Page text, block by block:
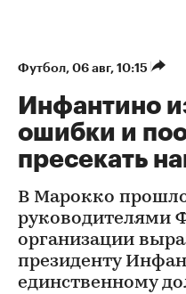
Футбол⁠, 06 авг, 10:15
Инфантино
ошибки и
пресекать
В Марокко
руководителями
организации
президенту
единственному